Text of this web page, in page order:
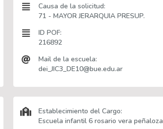
Causa de la solicitud:
71 - MAYOR JERARQUIA PRESUP.
ID POF:
216892
Mail de la escuela:
dei_JIC3_DE10@bue.edu.ar
Establecimiento del Cargo:
Escuela infantil 6 rosario vera peñaloza